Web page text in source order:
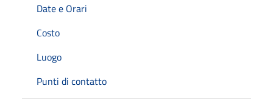
Date e Orari
Costo
Luogo
Punti di contatto